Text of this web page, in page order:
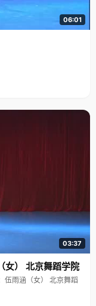
06:01
03:37
女） 北京舞蹈学院
伍雨涵（女） 北京舞蹈